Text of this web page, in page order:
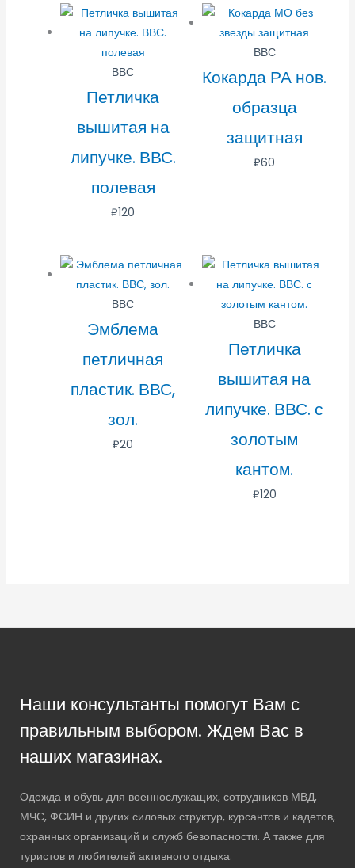
ВВС
Петличка
вышитая на
липучке. ВВС.
полевая
₽120
ВВС
Кокарда РА нов.
образца
защитная
₽60
ВВС
Эмблема
петличная
пластик. ВВС,
зол.
₽20
ВВС
Петличка
вышитая на
липучке. ВВС. с
золотым
кантом.
₽120
Наши консультанты помогут Вам с
правильным выбором. Ждем Вас в
наших магазинах.
Одежда и обувь для военнослужащих, сотрудников МВД,
МЧС, ФСИН и других силовых структур, курсантов и кадетов,
охранных организаций и служб безопасности. А также для
туристов и любителей активного отдыха.